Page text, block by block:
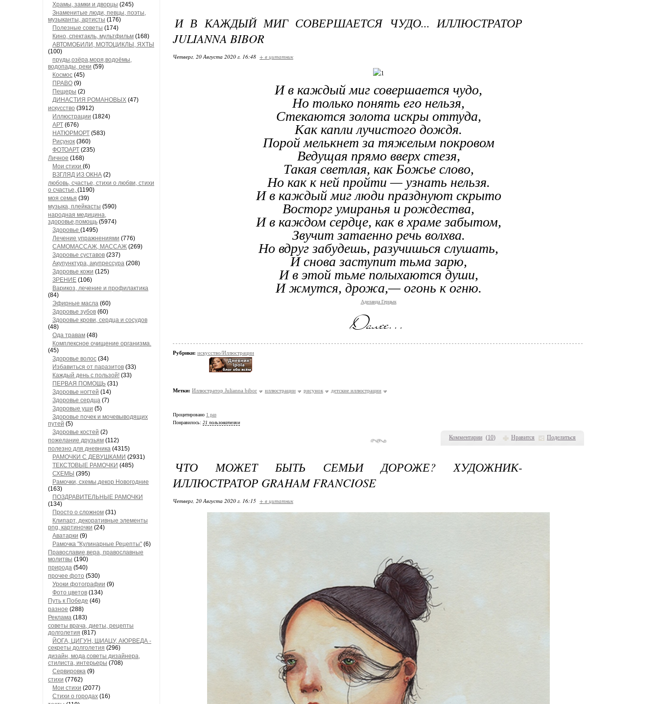
Храмы, замки и дворцы (245)
Знаменитые люди, певцы, поэты,
музыканты, артисты (176)
Полезные советы (174)
Кино, спектакль, мультфильм (168)
АВТОМОБИЛИ, МОТОЦИКЛЫ, ЯХТЫ
(100)
пруды,озёра,моря,водоёмы,
водопады, реки (59)
Космос (45)
ПРАВО (9)
Пещеры (2)
ДИНАСТИЯ РОМАНОВЫХ (47)
искусство (3912)
Иллюстрации (1824)
АРТ (676)
НАТЮРМОРТ (583)
Рисунок (360)
ФОТОАРТ (235)
Личное (168)
Мои стихи (6)
ВЗГЛЯД ИЗ ОКНА (2)
любовь, счастье, стихи о любви, стихи
о счастье, (1190)
моя семья (39)
музыка, плейкасты (590)
народная медицина,
здоровье,помощь (5974)
Здоровье (1495)
Лечение упражнениями (776)
САМОМАССАЖ, МАССАЖ (269)
Здоровье суставов (237)
Акупунктура, акупрессура (208)
Здоровье кожи (125)
ЗРЕНИЕ (106)
Варикоз, лечение и профилактика
(84)
Эфирные масла (60)
Здоровье зубов (60)
Здоровье крови, сердца и сосудов
(48)
Ода травам (48)
Комплексное очищение организма.
(45)
Здоровье волос (34)
Избавиться от паразитов (33)
Каждый день с пользой! (33)
ПЕРВАЯ ПОМОЩЬ (31)
Здоровье ногтей (14)
Здоровье сердца (7)
Здоровые уши (5)
Здоровье почек и мочевыводящих
путей (5)
Здоровье костей (2)
пожелание друзьям (112)
полезно для дневника (4315)
РАМОЧКИ С ДЕВУШКАМИ (2931)
ТЕКСТОВЫЕ РАМОЧКИ (485)
СХЕМЫ (395)
Рамочки, схемы,декор Новогодние
(163)
ПОЗДРАВИТЕЛЬНЫЕ РАМОЧКИ
(134)
Просто о сложном (31)
Клипарт, декоративные элементы
png, картиночки (24)
Аватарки (9)
Рамочка "Кулинарные Рецепты" (6)
Православие,вера, православные
молитвы (190)
природа (540)
прочее фото (530)
Уроки фотографии (9)
Фото цветов (134)
Путь к Победе (46)
разное (288)
Реклама (183)
советы врача, диеты, рецепты
долголетия (817)
ЙОГА, ЦИГУН, ШИАЦУ, АЮРВЕДА -
секреты долголетия (296)
дизайн, мода,советы дизайнера,
стилиста, интерьеры (708)
Сервировка (9)
стихи (7762)
Мои стихи (2077)
Стихи о городах (16)
Комментарии (10) Нравится Поделиться
И В КАЖДЫЙ МИГ СОВЕРШАЕТСЯ ЧУДО... ИЛЛЮСТРАТОР
JULIANNA BIBOR
Четверг, 20 Августа 2020 г. 16:48 + в цитатник
И в каждый миг совершается чудо,
Но только понять его нельзя,
Стекаются золота искры оттуда,
Как капли лучистого дождя.
Порой мелькнет за тяжелым покровом
Ведущая прямо вверх стезя,
Такая светлая, как Божье слово,
Но как к ней пройти — узнать нельзя.
И в каждый миг люди празднуют скрыто
Восторг умиранья и рождества,
И в каждом сердце, как в храме забытом,
Звучит затаенно речь волхва.
Но вдруг забудешь, разучишься слушать,
И снова заступит тьма зарю,
И в этой тьме полыхаются души,
И жмутся, дрожа,— огонь к огню.
Аделаида Герцык
Рубрики: искусство/Иллюстрации
Метки: Иллюстратор Julianna bibor иллюстрации рисунок детские иллюстрации
Процитировано 1 раз
Понравилось: 21 пользователям
ЧТО МОЖЕТ БЫТЬ СЕМЬИ ДОРОЖЕ? ХУДОЖНИК-
ИЛЛЮСТРАТОР GRAHAM FRANCIOSE
Четверг, 20 Августа 2020 г. 16:15 + в цитатник